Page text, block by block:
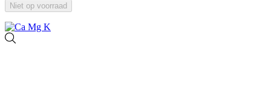
Niet op voorraad